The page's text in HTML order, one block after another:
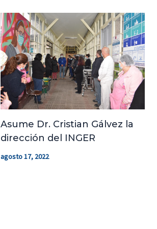
Asume Dr. Cristian Gálvez la
dirección del INGER
agosto 17, 2022